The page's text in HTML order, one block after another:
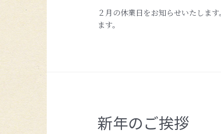
２月の休業日をお知らせいたしま
ます。
新年のご挨拶